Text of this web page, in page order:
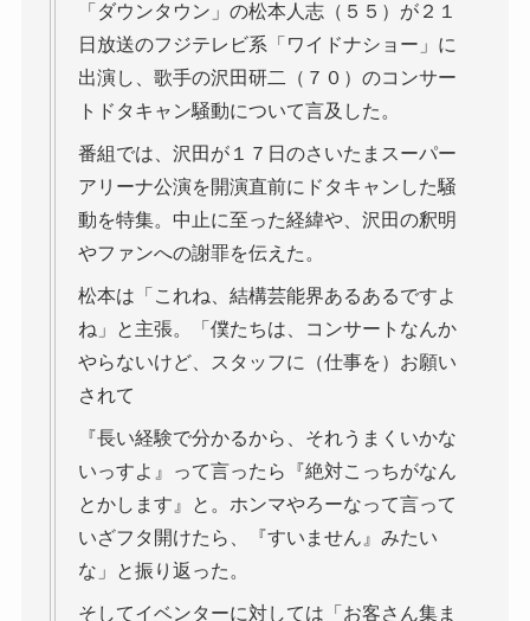
「ダウンタウン」の松本人志（５５）が２１
日放送のフジテレビ系「ワイドナショー」に
出演し、歌手の沢田研二（７０）のコンサー
トドタキャン騒動について言及した。
番組では、沢田が１７日のさいたまスーパー
アリーナ公演を開演直前にドタキャンした騒
動を特集。中止に至った経緯や、沢田の釈明
やファンへの謝罪を伝えた。
松本は「これね、結構芸能界あるあるですよ
ね」と主張。「僕たちは、コンサートなんか
やらないけど、スタッフに（仕事を）お願い
されて
『長い経験で分かるから、それうまくいかな
いっすよ』って言ったら『絶対こっちがなん
とかします』と。ホンマやろーなって言って
いざフタ開けたら、『すいません』みたい
な」と振り返った。
そしてイベンターに対しては「お客さん集ま